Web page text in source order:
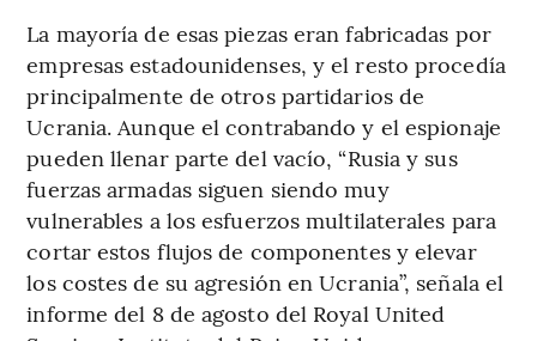
La mayoría de esas piezas eran fabricadas por
empresas estadounidenses, y el resto procedía
principalmente de otros partidarios de
Ucrania. Aunque el contrabando y el espionaje
pueden llenar parte del vacío, “Rusia y sus
fuerzas armadas siguen siendo muy
vulnerables a los esfuerzos multilaterales para
cortar estos flujos de componentes y elevar
los costes de su agresión en Ucrania”, señala el
informe del 8 de agosto del Royal United